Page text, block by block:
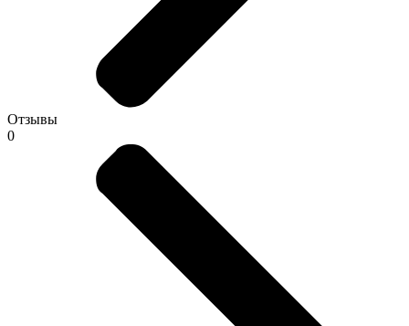
Отзывы
0